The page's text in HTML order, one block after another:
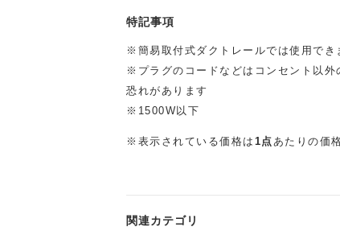
特記事項
※簡易取付式ダクトレールでは使用でき
※プラグのコードなどはコンセント以外
恐れがあります
※1500W以下
※表示されている価格は 1点あたりの価
関連カテゴリ